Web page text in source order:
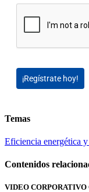
¡Regístrate hoy!
Temas
Eficiencia energética
Contenidos
VIDEO CORPORATIVO